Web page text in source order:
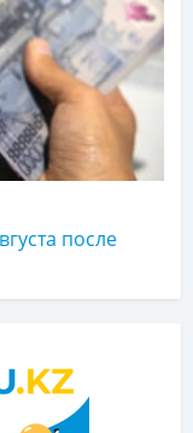
после